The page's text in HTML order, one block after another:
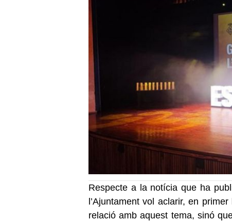
Respecte a la notícia que ha
l’Ajuntament vol aclarir, en
relació amb aquest tema, sinó